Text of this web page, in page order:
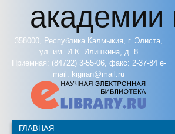
академии
358000, Республика Калмыкия, г. Элиста,
ул. им. И.К. Илишкина, д. 8
Приемная: (84722) 3-55-06, факс: 2-37-84 e-
mail: kigiran@mail.ru
ГЛАВНАЯ